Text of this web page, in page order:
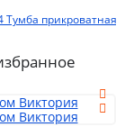
Тумба прикроватная